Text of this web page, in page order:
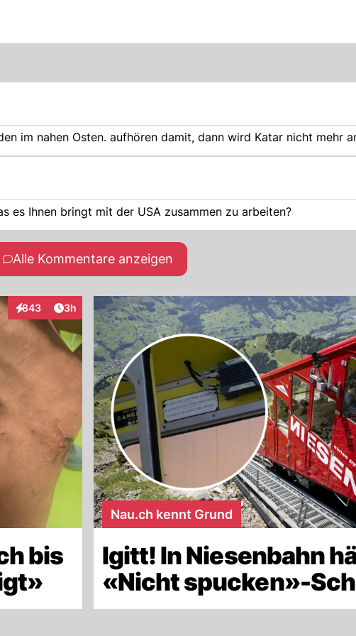
im nahen Osten. aufhören damit, dann wird Katar nicht mehr
es Ihnen bringt mit der USA zusammen zu arbeiten?
Alle Kommentare anzeigen
843
InteraktionenArtikel veröffentlicht:
3h
bis
Nau.ch kennt Grund
Igitt! In Niesenbahn
«Nicht spucken»-